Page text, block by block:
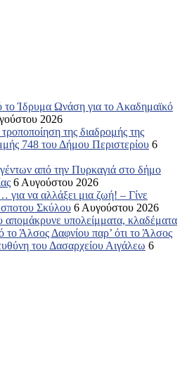
το Ίδρυμα Ωνάση για το Ακαδημαϊκό
2026
της διαδρομής της
748 του Δήμου Περιστερίου 6
από την Πυρκαγιά στο δήμο
6 Αυγούστου 2026
για να αλλάξει μια ζωή! – Γίνε
Σκύλου 6 Αυγούστου 2026
υπολείμματα, κλαδέματα
το Άλσος Δαφνίου παρ’ ότι το Άλσος
του Δασαρχείου Αιγάλεω 6